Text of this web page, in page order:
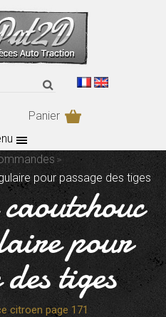
Panier
pour passage des tiges
pour
tiges
citroen page 171